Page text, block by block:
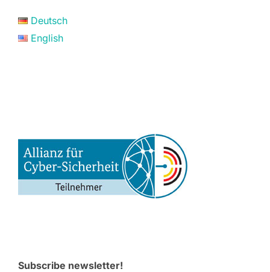
Deutsch
English
Subscribe newsletter!